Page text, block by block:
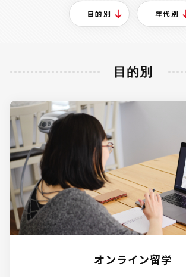
目的別 年代別
目的別
オンライン留学